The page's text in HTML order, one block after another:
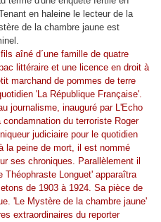
en haleine le lecteur de la
de la chambre jaune est
aîné d´une famille de quatre
littéraire et une licence en droit à
marchand de pommes de terre
'La République Française'.
journalisme, inauguré par L'Echo
du terroriste Roger
judiciaire pour le quotidien
la peine de mort, il est nommé
ses chroniques. Parallèlement il
Longuet' apparaîtra
de 1903 à 1924. Sa pièce de
'Le Mystère de la chambre jaune'
extraordinaires du reporter